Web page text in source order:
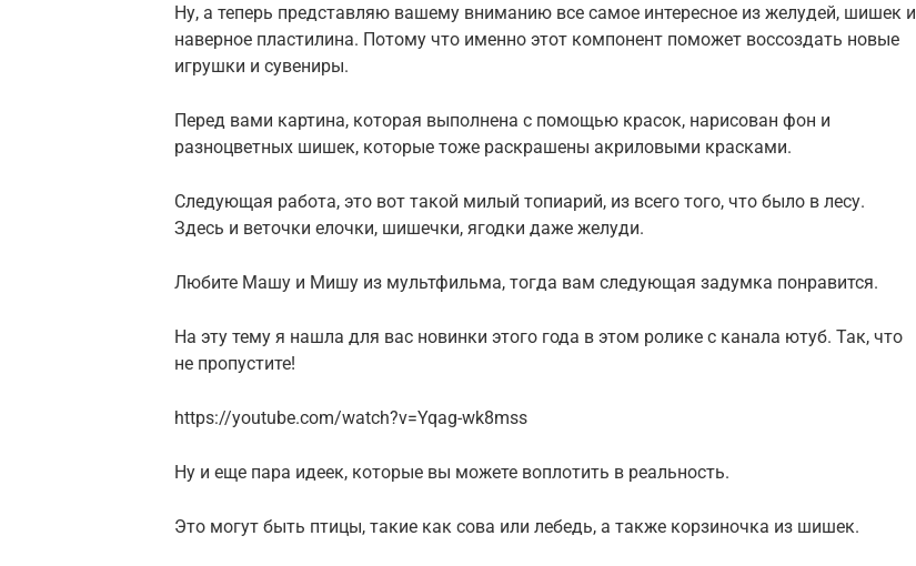
Ну, а теперь представляю вашему вниманию все самое интересное из желудей, шишек и
наверное пластилина. Потому что именно этот компонент поможет воссоздать новые
игрушки и сувениры.
Перед вами картина, которая выполнена с помощью красок, нарисован фон и
разноцветных шишек, которые тоже раскрашены акриловыми красками.
Следующая работа, это вот такой милый топиарий, из всего того, что было в лесу.
Здесь и веточки елочки, шишечки, ягодки даже желуди.
Любите Машу и Мишу из мультфильма, тогда вам следующая задумка понравится.
На эту тему я нашла для вас новинки этого года в этом ролике с канала ютуб. Так, что
не пропустите!
https://youtube.com/watch?v=Yqag-wk8mss
Ну и еще пара идеек, которые вы можете воплотить в реальность.
Это могут быть птицы, такие как сова или лебедь, а также корзиночка из шишек.